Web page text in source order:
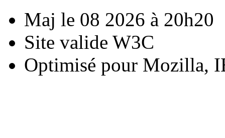
Maj le 08 2026 à 20h20
Site valide W3C
Optimisé pour Mozilla,